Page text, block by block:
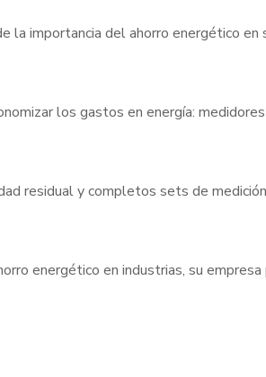
la importancia del ahorro energético
los gastos en energía:
residual y completos sets de
energético en industrias, su